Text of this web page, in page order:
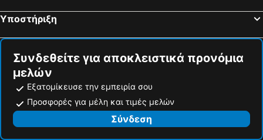
Υποστήριξη
Συνδεθείτε για αποκλειστικά προνόμια
μελών
Εξατομίκευσε την εμπειρία σου
Προσφορές για μέλη και τιμές μελών
Σύνδεση